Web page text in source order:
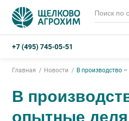
+7 (495) 745-05-51
Главная Новости В производство
В
опытные